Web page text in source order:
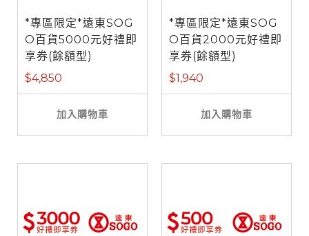
*專區限定*遠東SOG
O百貨5000元好禮即
享券(餘額型)
$4,850
加入購物車
*專區限定*遠東SOG
O百貨2000元好禮即
享券(餘額型)
$1,940
加入購物車